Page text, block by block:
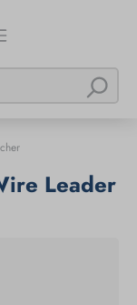
Leader